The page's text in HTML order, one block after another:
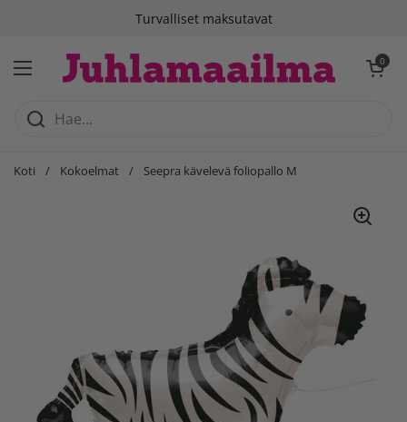
Turvalliset maksutavat
Avaa valikko
Avaa 0
Koti / Kokoelmat / Seepra kävelevä foliopallo M